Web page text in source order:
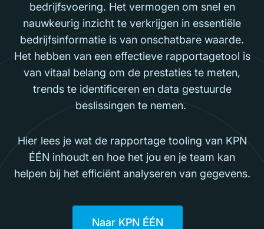
bedrijfsvoering. Het vermogen om snel en
nauwkeurig inzicht te verkrijgen in essentiële
bedrijfsinformatie is van onschatbare waarde.
Het hebben van een effectieve rapportagetool is
van vitaal belang om de prestaties te meten,
trends te identificeren en data gestuurde
beslissingen te nemen.
Hier lees je wat de rapportage tooling van KPN
ÉÉN inhoudt en hoe het jou en je team kan
helpen bij het efficiënt analyseren van gegevens.
Naar KPN ÉÉN